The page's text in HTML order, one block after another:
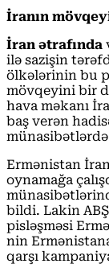
İranın
İran ətrafında
ilə sazişin
ölkələrinin bu
mövqeyini bir
hava məkanı
baş verən
münasibətlərdə
Ermənistan
oynamağa
bildi. Lakin
pisləşməsi
nin
qarşı